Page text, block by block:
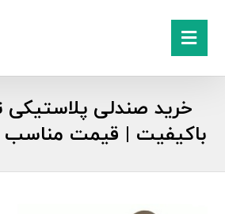
خرید صندلی پلاستیکی
باکیفیت | قیمت مناسب